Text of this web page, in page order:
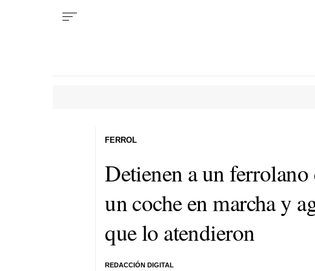
Detienen a un ferrolano
un coche en marcha y
que lo atendieron
REDACCIÓN DIGITAL
FERROL